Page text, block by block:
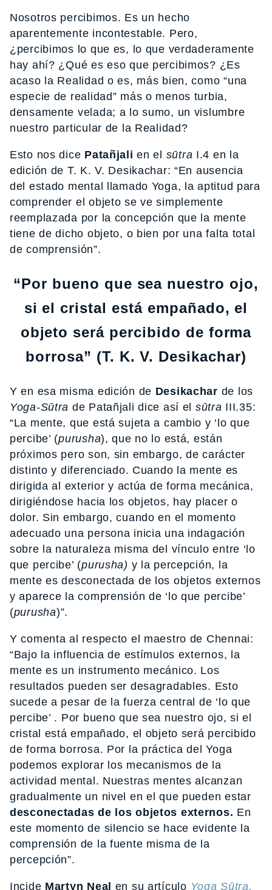
Nosotros percibimos. Es un hecho
aparentemente incontestable. Pero,
¿percibimos lo que es, lo que verdaderamente
hay ahí? ¿Qué es eso que percibimos? ¿Es
acaso la Realidad o es, más bien, como “una
especie de realidad” más o menos turbia,
densamente velada; a lo sumo, un vislumbre
nuestro particular de la Realidad?
Esto nos dice Patañjali en el sūtra I.4 en la
edición de T. K. V. Desikachar: “En ausencia
del estado mental llamado Yoga, la aptitud para
comprender el objeto se ve simplemente
reemplazada por la concepción que la mente
tiene de dicho objeto, o bien por una falta total
de comprensión”.
“Por bueno que sea nuestro ojo,
si el cristal está empañado, el
objeto será percibido de forma
borrosa” (T. K. V. Desikachar)
Y en esa misma edición de Desikachar de los
Yoga-Sūtra de Patañjali dice así el sūtra III.35:
“La mente, que está sujeta a cambio y ‘lo que
percibe’ (purusha), que no lo está, están
próximos pero son, sin embargo, de carácter
distinto y diferenciado. Cuando la mente es
dirigida al exterior y actúa de forma mecánica,
dirigiéndose hacia los objetos, hay placer o
dolor. Sin embargo, cuando en el momento
adecuado una persona inicia una indagación
sobre la naturaleza misma del vínculo entre ‘lo
que percibe’ (purusha) y la percepción, la
mente es desconectada de los objetos externos
y aparece la comprensión de ‘lo que percibe’
(purusha)”.
Y comenta al respecto el maestro de Chennai:
“Bajo la influencia de estímulos externos, la
mente es un instrumento mecánico. Los
resultados pueden ser desagradables. Esto
sucede a pesar de la fuerza central de ‘lo que
percibe’ . Por bueno que sea nuestro ojo, si el
cristal está empañado, el objeto será percibido
de forma borrosa. Por la práctica del Yoga
podemos explorar los mecanismos de la
actividad mental. Nuestras mentes alcanzan
gradualmente un nivel en el que pueden estar
desconectadas de los objetos externos. En
este momento de silencio se hace evidente la
comprensión de la fuente misma de la
percepción”.
Incide Martyn Neal en su artículo Yoga Sūtra,